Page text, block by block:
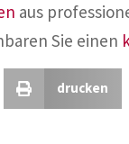
aus
Sie einen
drucken